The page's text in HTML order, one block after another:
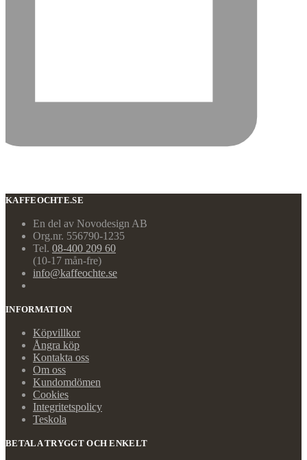
KAFFEOCHTE.SE
En del av Novodesign AB
Org.nr. 556790-1235
Tel. 08-400 209 60
(10-17 mån-fre)
info@kaffeochte.se
INFORMATION
Köpvillkor
Ångra köp
Kontakta oss
Om oss
Kundomdömen
Cookies
Integritetspolicy
Teskola
BETALA TRYGGT OCH ENKELT